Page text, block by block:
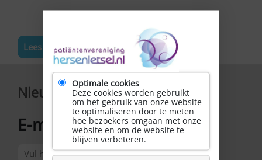
Lees meer nieuws
Nieuwsbrief
E-mailadres*
Optimale cookies
Deze cookies worden gebruikt
om het gebruik van onze website
te optimaliseren door te meten
hoe bezoekers omgaan met onze
website en om de website te
blijven verbeteren.